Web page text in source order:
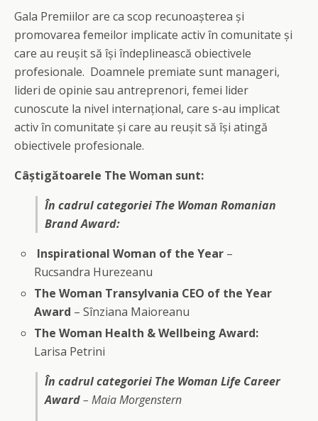
Gala Premiilor are ca scop recunoașterea și
promovarea femeilor implicate activ în comunitate și
care au reușit să își îndeplinească obiectivele
profesionale. Doamnele premiate sunt manageri,
lideri de opinie sau antreprenori, femei lider
cunoscute la nivel internațional, care s-au implicat
activ în comunitate și care au reușit să își atingă
obiectivele profesionale.
Câștigătoarele The Woman sunt:
În cadrul categoriei The Woman Romanian
Brand Award:
Inspirational Woman of the Year –
Rucsandra Hurezeanu
The Woman Transylvania CEO of the Year
Award – Sînziana Maioreanu
The Woman Health & Wellbeing Award:
Larisa Petrini
În cadrul categoriei The Woman Life Career
Award– Maia Morgenstern